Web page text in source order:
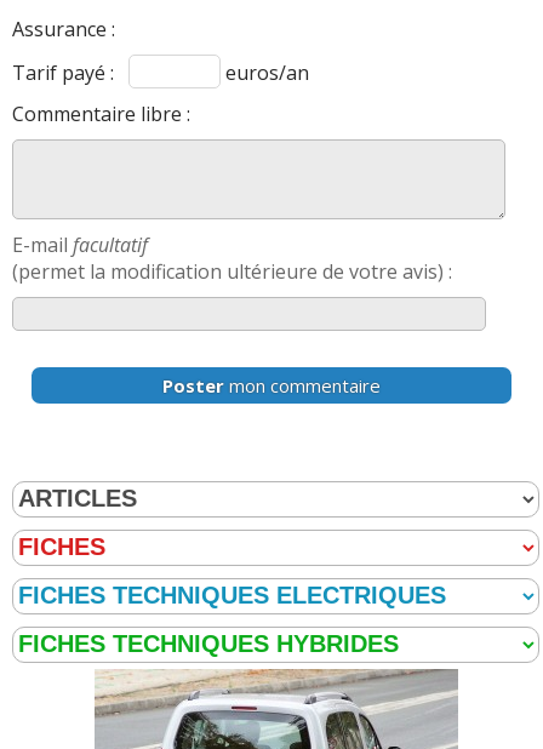
Assurance :
Tarif payé :
euros/an
Commentaire libre :
E-mail facultatif
(permet la modification ultérieure de votre avis) :
Poster mon commentaire